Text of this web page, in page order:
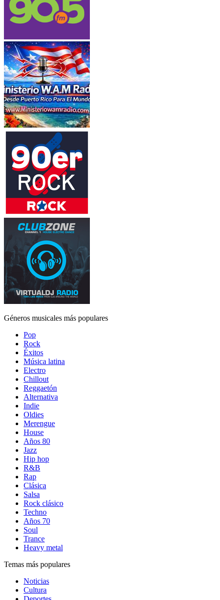
Géneros musicales más populares
Pop
Rock
Éxitos
Música latina
Electro
Chillout
Reggaetón
Alternativa
Indie
Oldies
Merengue
House
Años 80
Jazz
Hip hop
R&B
Rap
Clásica
Salsa
Rock clásico
Techno
Años 70
Soul
Trance
Heavy metal
Temas más populares
Noticias
Cultura